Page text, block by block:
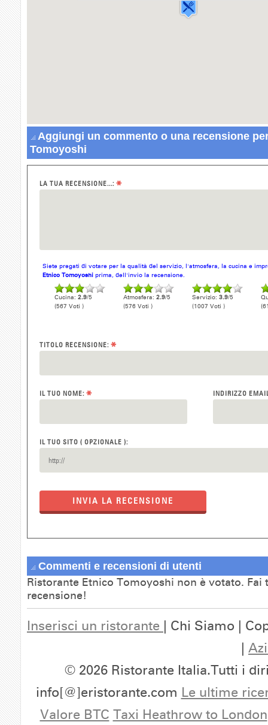
Aggiungi un commento o una recensione
Tomoyoshi
LA TUA RECENSIONE...: *
Siete pregati di votare per la qualità del servizio, l'atmosfera, la cucina e
Etnico Tomoyoshi prima, dell'invio la recensione.
Cucina: 2.9/5
(567 Voti )
Atmosfera: 2.9/5
(576 Voti )
Servizio: 3.9/5
(1007 Voti )
TITOLO RECENSIONE: *
IL TUO NOME: * INDIRIZZO
IL TUO SITO ( OPZIONALE ):
INVIA LA RECENSIONE
Commenti e recensioni di utenti
Ristorante Etnico Tomoyoshi non è votato. Fai
recensione!
Inserisci un ristorante | Chi Siamo |
|
© 2026 Ristorante Italia.Tutti i
info[@]eristorante.com Le ultime
Valore BTC Taxi Heathrow to London